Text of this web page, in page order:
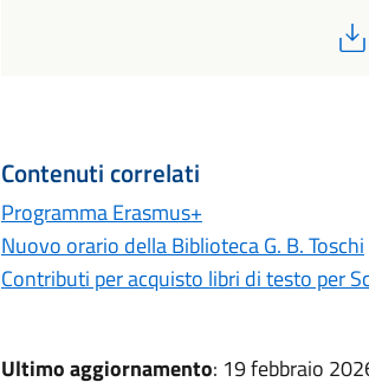
Contenuti correlati
Programma Erasmus+
Nuovo orario della Biblioteca G. B. Toschi
Contributi per acquisto libri di testo per
Ultimo aggiornamento: 19 febbraio